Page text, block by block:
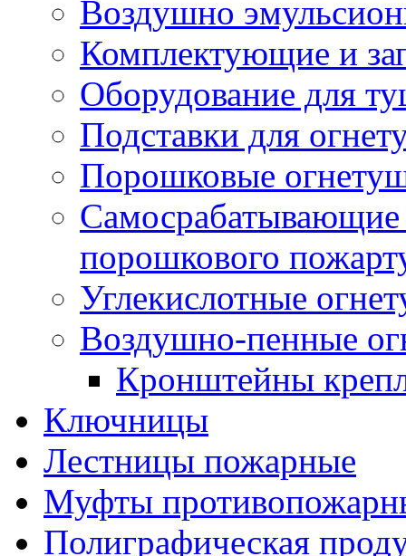
Воздушно
Комплектующие и
Оборудование для
Подставки для
Порошковые
порошкового
Углекислотные
Воздушно-пенные
Кронштейны
Ключницы
Лестницы пожарные
Муфты
Полиграфическая